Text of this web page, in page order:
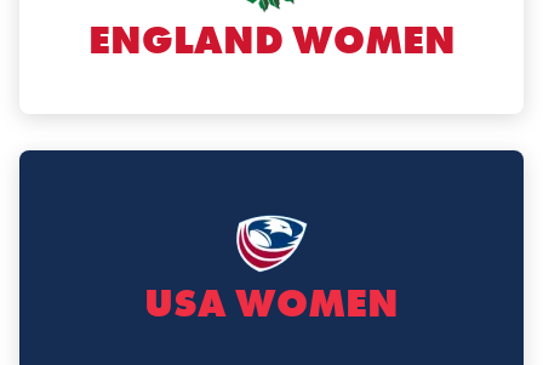
ENGLAND WOMEN
USA WOMEN